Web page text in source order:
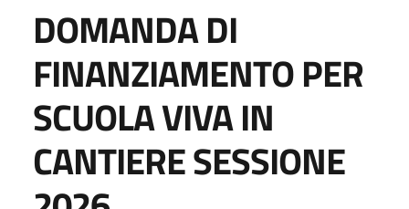
DOMANDA DI
FINANZIAMENTO PER
SCUOLA VIVA IN
CANTIERE SESSIONE